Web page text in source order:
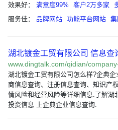
效果好：
满意度99% 客户2万多家
服务佳：
品牌网站 功能平台网站
湖北镀金工贸有限公司 信息
www.dingtalk.com/qidian/
湖北镀金工贸有限公司怎么样?企典
商信息查询、注册信息查询、知识产
情风险和经营风险等详细信息.了解
投资信息 上企典企业信息查询.